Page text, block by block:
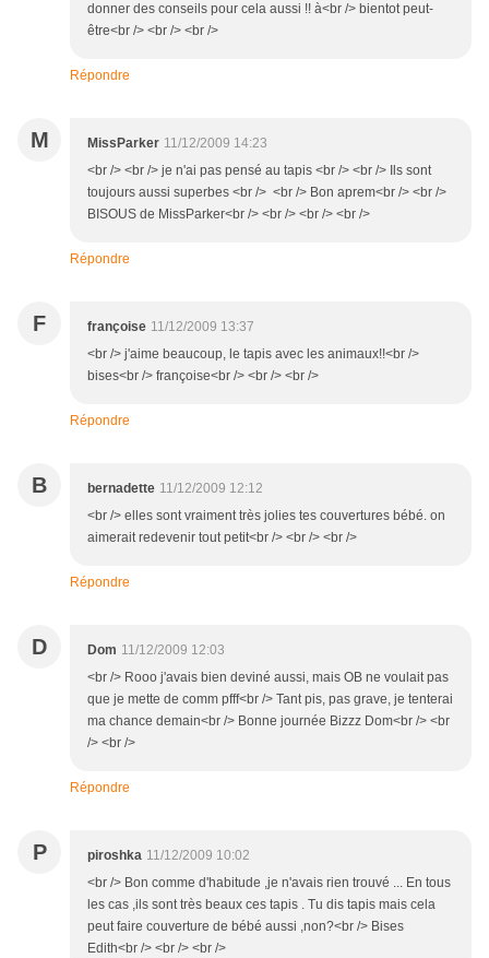
donner des conseils pour cela aussi !! à<br /> bientot peut-
être<br /> <br /> <br />
Répondre
M MissParker 11/12/2009 14:23
<br /> <br /> je n'ai pas pensé au tapis <br /> <br /> Ils sont
toujours aussi superbes <br /> <br /> Bon aprem<br /> <br />
BISOUS de MissParker<br /> <br /> <br /> <br />
Répondre
F françoise 11/12/2009 13:37
<br /> j'aime beaucoup, le tapis avec les animaux!!<br />
bises<br /> françoise<br /> <br /> <br />
Répondre
B bernadette 11/12/2009 12:12
<br /> elles sont vraiment très jolies tes couvertures bébé. on
aimerait redevenir tout petit<br /> <br /> <br />
Répondre
D Dom 11/12/2009 12:03
<br /> Rooo j'avais bien deviné aussi, mais OB ne voulait pas
que je mette de comm pfff<br /> Tant pis, pas grave, je tenterai
ma chance demain<br /> Bonne journée Bizzz Dom<br /> <br
/> <br />
Répondre
P piroshka 11/12/2009 10:02
<br /> Bon comme d'habitude ,je n'avais rien trouvé ... En tous
les cas ,ils sont très beaux ces tapis . Tu dis tapis mais cela
peut faire couverture de bébé aussi ,non?<br /> Bises
Edith<br /> <br /> <br />